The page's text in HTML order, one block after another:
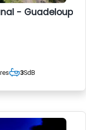
- Guadeloupe
3SdB